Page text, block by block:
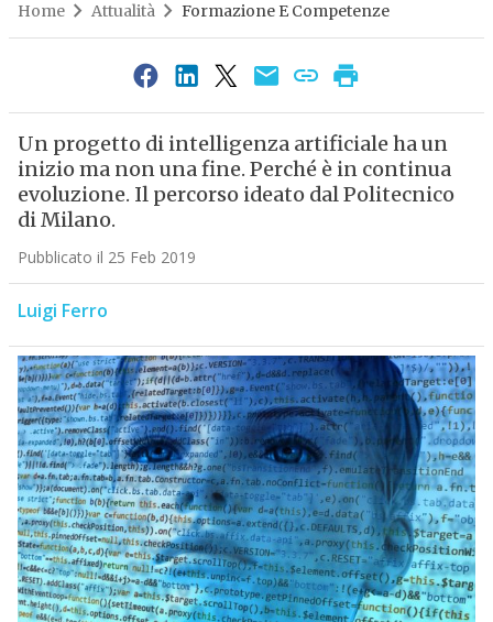
Home Attualità Formazione E Competenze
Un progetto di intelligenza artificiale ha un
inizio ma non una fine. Perché è in continua
evoluzione. Il percorso ideato dal Politecnico
di Milano.
Pubblicato il 25 Feb 2019
Luigi Ferro